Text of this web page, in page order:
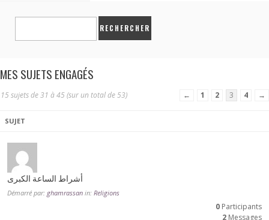
MES SUJETS ENGAGÉS
15 sujets de 31 à 45 (sur un total de 53) ← 1 2 3 4 →
SUJET
أشراط الساعة الكبرى
Démarré par: ghamrassan in: Religions
0 Participants
2 Messages